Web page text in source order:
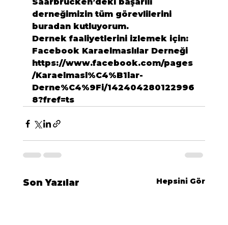
derneğimizin tüm görevlilerini
buradan kutluyorum.
Dernek faaliyetlerini izlemek için:
Facebook Karaelmaslılar Derneği
https://www.facebook.com/pages
/Karaelmasl%C4%B1lar-
Derne%C4%9Fi/142404280122996
8?fref=ts
Son Yazılar Hepsini Gör